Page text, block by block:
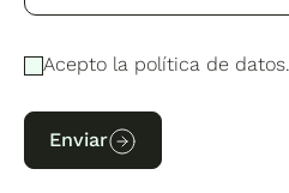
Acepto la política de datos.
Enviar